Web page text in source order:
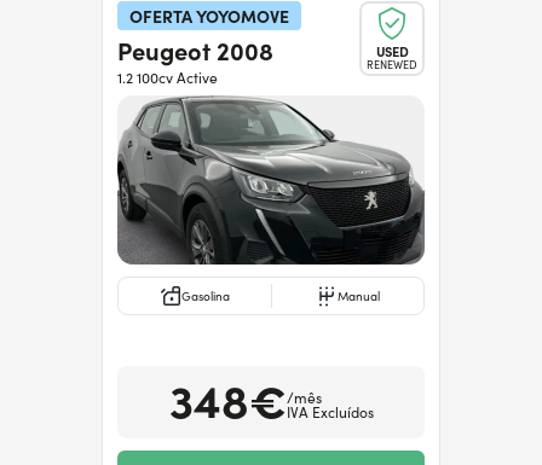
OFERTA YOYOMOVE
USED
RENEWED
Peugeot 2008
1.2 100cv Active
Gasolina Manual
348€/mês
IVA Excluídos